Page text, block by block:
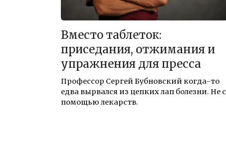
Вместо таблеток:
приседания, отжимания и
упражнения для пресса
Профессор Сергей Бубновский когда-то
едва вырвался из цепких лап болезни. Не с
помощью лекарств.